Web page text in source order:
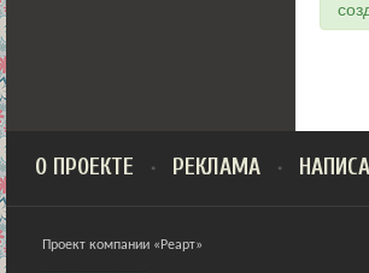
О ПРОЕКТЕ РЕКЛАМА
Проект компании «Реарт»